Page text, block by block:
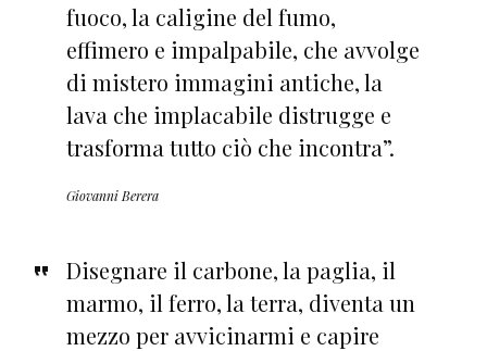
fuoco, la caligine del fumo,
effimero e impalpabile, che avvolge
di mistero immagini antiche, la
lava che implacabile distrugge e
trasforma tutto ciò che incontra”.
Giovanni Berera
Disegnare il carbone, la paglia, il
marmo, il ferro, la terra, diventa un
mezzo per avvicinarmi e capire